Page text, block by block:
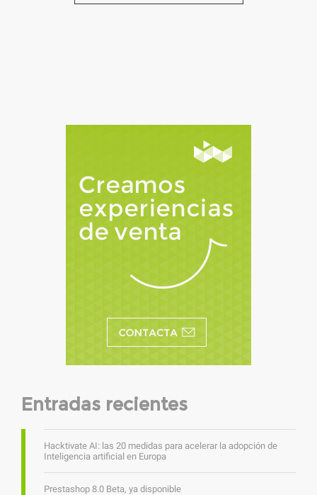
Entradas recientes
Hacktivate AI: las 20 medidas para acelerar la adopción de
Inteligencia artificial en Europa
Prestashop 8.0 Beta, ya disponible